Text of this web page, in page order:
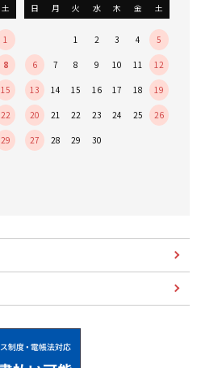
土
1
8
15
22
29
日 月 火 水 木 金 土
1 2 3 4 5
6 7 8 9 10 11 12
13 14 15 16 17 18 19
20 21 22 23 24 25 26
27 28 29 30